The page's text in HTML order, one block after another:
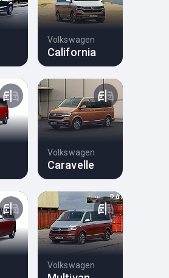
Volkswagen
California
Volkswagen
Caravelle
Volkswagen